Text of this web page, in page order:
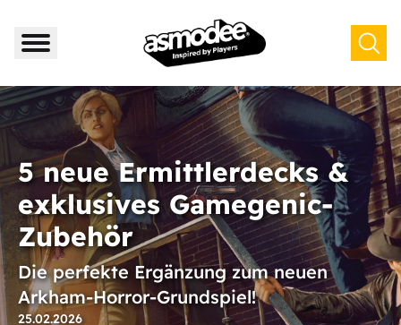
5 neue Ermittlerdecks &
exklusives Gamegenic-
Zubehör
Die perfekte Ergänzung zum neuen
Arkham-Horror-Grundspiel!
25.02.2026